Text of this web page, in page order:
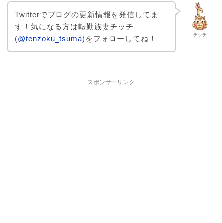
チッチ
Twitterでブログの更新情報を発信してま
す！気になる方は転勤族妻チッチ
(@tenzoku_tsuma)をフォローしてね！
スポンサーリンク